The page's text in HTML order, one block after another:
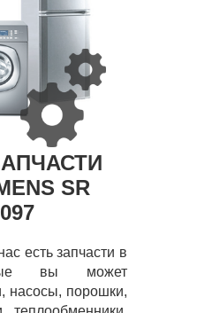
SR
есть запчасти в
вы может
насосы, порошки,